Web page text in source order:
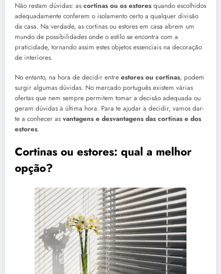
Não restam dúvidas: as cortinas ou os estores quando escolhidos
adequadamente conferem o isolamento certo a qualquer divisão
da casa. Na verdade, as cortinas ou estores em casa abrem um
mundo de possibilidades onde o estilo se encontra com a
praticidade, tornando assim estes objetos essenciais na decoração
de interiores.
No entanto, na hora de decidir entre estores ou cortinas, podem
surgir algumas dúvidas. No mercado português existem várias
ofertas que nem sempre permitem tomar a decisão adequada ou
geram dúvidas à última hora. Para te ajudar a decidir, vamos dar-
te a conhecer as vantagens e desvantagens das cortinas e dos
estores.
Cortinas ou estores: qual a melhor
opção?